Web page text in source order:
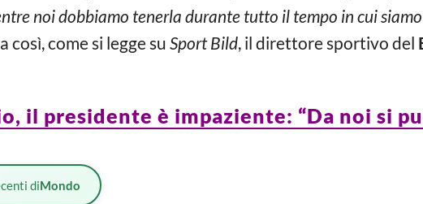
noi dobbiamo tenerla durante tutto il tempo in cui
così, come si legge su Sport Bild, il direttore sportivo del
il presidente è impaziente: “Da noi si
diMondo